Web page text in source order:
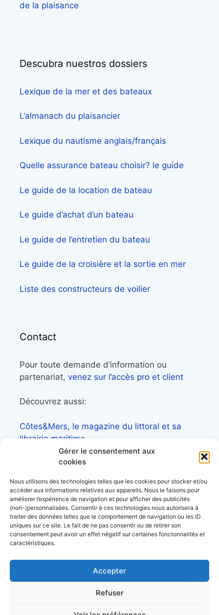
Gérer le consentement aux
cookies
Nous utilisons des technologies telles que les cookies pour stocker et/ou
accéder aux informations relatives aux appareils. Nous le faisons pour
améliorer l’expérience de navigation et pour afficher des publicités
(non-)personnalisées. Consentir à ces technologies nous autorisera à
traiter des données telles que le comportement de navigation ou les ID
uniques sur ce site. Le fait de ne pas consentir ou de retirer son
consentement peut avoir un effet négatif sur certaines fonctonnalités et
caractéristiques.
Accepter
Refuser
de la plaisance
Descubra nuestros dossiers
Lexique de la mer et des bateaux
L’almanach du plaisancier
Lexique du nautisme anglais/français
Quelle assurance bateau choisir? le guide
Le guide de la location de bateau
Le guide d’achat d’un bateau
Le guide de l’entretien du bateau
Le guide de la croisière et la sortie en mer
Liste des constructeurs de voilier
Contact
Pour toute demande d’information ou
partenariat, venez sur l’accès pro et client
Découvrez aussi:
Côtes&Mers, le magazine du littoral et sa
librairie maritime
Mers&Montagnes, Equipement outdoor pour
le trek et le raid nautique
BoatingAds, le site d’annonces bateaux
européen
Stock images by
datos personales